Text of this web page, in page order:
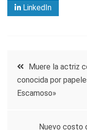
LinkedIn
de
Muere la actriz
conocida por
Escamoso»
Nuevo costo